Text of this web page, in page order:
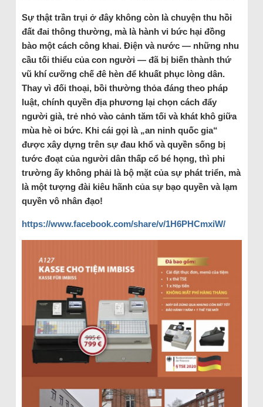
Sự thật trần trụi ở đây không còn là chuyện thu hồi
đất đai thông thường, mà là hành vi bức hại đồng
bào một cách công khai. Điện và nước — những nhu
cầu tối thiểu của con người — đã bị biến thành thứ
vũ khí cưỡng chế đê hèn để khuất phục lòng dân.
Thay vì đối thoại, bồi thường thỏa đáng theo pháp
luật, chính quyền địa phương lại chọn cách đẩy
người già, trẻ nhỏ vào cảnh tăm tối và khát khô giữa
mùa hè oi bức. Khi cái gọi là „an ninh quốc gia“
được xây dựng trên sự đau khổ và quyền sống bị
tước đoạt của người dân thấp cổ bé họng, thì phi
trường ấy không phải là bộ mặt của sự phát triển, mà
là một tượng đài kiêu hãnh của sự bạo quyền và lạm
quyền vô nhân đạo!
https://www.facebook.com/share/v/1H6PHCmxiW/